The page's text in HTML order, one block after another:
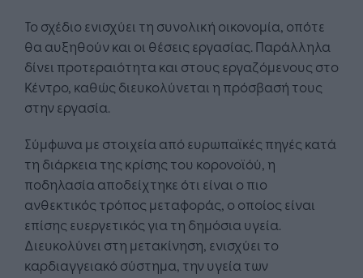
Το σχέδιο ενισχύει τη συνολική οικονομία, οπότε
θα αυξηθούν και οι θέσεις εργασίας. Παράλληλα
δίνει προτεραιότητα και στους εργαζόμενους στο
Κέντρο, καθώς διευκολύνεται η πρόσβασή τους
στην εργασία.
Σύμφωνα με στοιχεία από ευρωπαϊκές πηγές κατά
τη διάρκεια της κρίσης του κορονοϊόύ, η
ποδηλασία αποδείχτηκε ότι είναι ο πιο
ανθεκτικός τρόπος μεταφοράς, ο οποίος είναι
επίσης ευεργετικός για τη δημόσια υγεία.
Διευκολύνει στη μετακίνηση, ενισχύει το
καρδιαγγειακό σύστημα, την υγεία των